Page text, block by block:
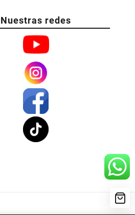
Nuestras redes